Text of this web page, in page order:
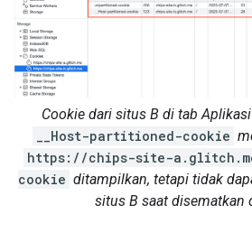
Cookie dari situs B di tab
__Host-partitioned-cookie
https://chips-site-
cookie ditampilkan, tetapi tidak
situs B saat disematkan